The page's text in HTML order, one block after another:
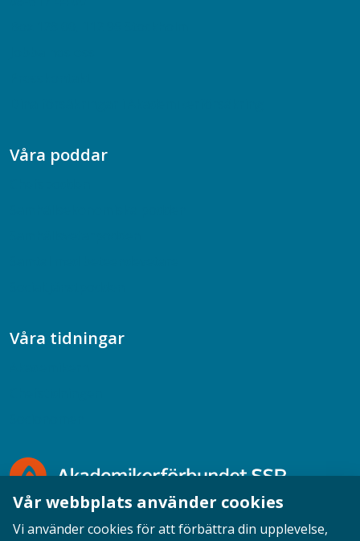
Våra poddar
Våra tidningar
Vår webbplats använder cookies
Vi använder cookies för att förbättra din upplevelse,